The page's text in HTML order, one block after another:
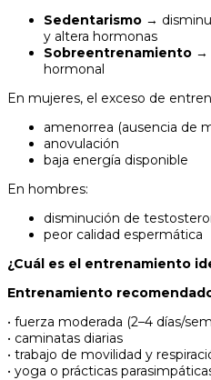
Sedentarismo →
y altera hormonas
Sobreentrenamiento →
hormonal
En mujeres, el exceso de
amenorrea (ausencia de
anovulación
baja energía disponible
En hombres:
disminución de
peor calidad espermática
¿Cuál es el entrenamiento
Entrenamiento
• fuerza moderada (2–4 días/
• caminatas diarias
• trabajo de movilidad y
• yoga o prácticas